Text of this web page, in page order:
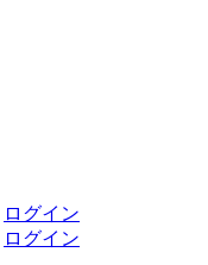
ログイン
ログイン